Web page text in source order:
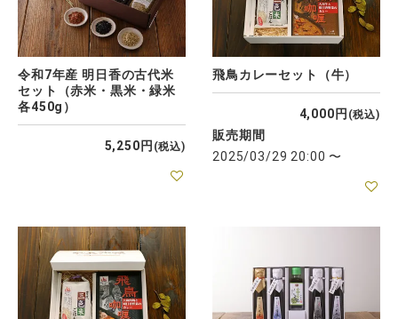
令和7年産 明日香の古代米
セット（赤米・黒米・緑米
各450g）
5,250 税込
飛鳥カレーセット（牛）
4,000 税込
販売期間
2025/03/29 20:00 〜